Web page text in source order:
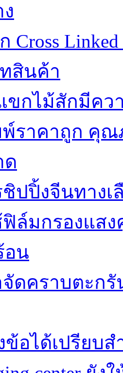
Cross
สินค้า
ขกไม้สักมีคว
ราคาถูก คุณ
ด
ชิปปิ้งจีนทาง
ฟิล์มกรองแส
อน
จัดคราบตะก
อได้เปรียบส